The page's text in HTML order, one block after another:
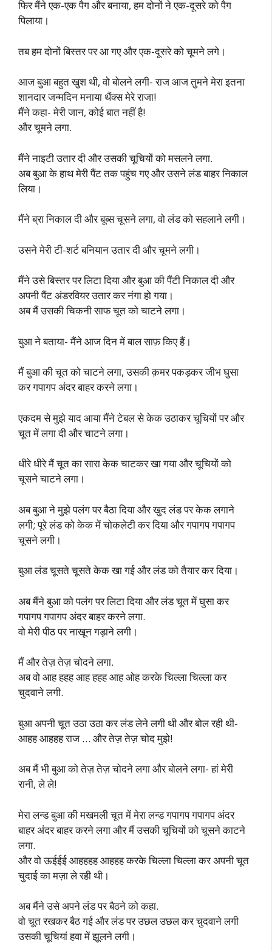
फिर मैंने एक-एक पैग और बनाया, हम दोनों ने एक-दूसरे को पैग
पिलाया।
तब हम दोनों बिस्तर पर आ गए और एक-दूसरे को चूमने लगे।
आज बुआ बहुत खुश थी, वो बोलने लगी- राज आज तुमने मेरा इतना
शानदार जन्मदिन मनाया थैंक्स मेरे राजा!
मैंने कहा- मेरी जान, कोई बात नहीं है!
और चूमने लगा.
मैंने नाइटी उतार दी और उसकी चूचियों को मसलने लगा.
अब बुआ के हाथ मेरी पैंट तक पहुंच गए और उसने लंड बाहर निकाल
लिया।
मैंने ब्रा निकाल दी और बूब्स चूसने लगा, वो लंड को सहलाने लगी।
उसने मेरी टी-शर्ट बनियान उतार दी और चूमने लगी।
मैंने उसे बिस्तर पर लिटा दिया और बुआ की पैंटी निकाल दी और
अपनी पैंट अंडरवियर उतार कर नंगा हो गया।
अब मैं उसकी चिकनी साफ चूत को चाटने लगा।
बुआ ने बताया- मैंने आज दिन में बाल साफ़ किए हैं।
मैं बुआ की चूत को चाटने लगा, उसकी क़मर पकड़कर जीभ घुसा
कर गपागप अंदर बाहर करने लगा।
एकदम से मुझे याद आया मैंने टेबल से केक उठाकर चूचियों पर और
चूत में लगा दी और चाटने लगा।
धीरे धीरे मैं चूत का सारा केक चाटकर खा गया और चूचियों को
चूसने चाटने लगा।
अब बुआ ने मुझे पलंग पर बैठा दिया और खुद लंड पर केक लगाने
लगी; पूरे लंड को केक में चोकलेटी कर दिया और गपागप गपागप
चूसने लगी।
बुआ लंड चूसते चूसते केक खा गई और लंड को तैयार कर दिया।
अब मैंने बुआ को पलंग पर लिटा दिया और लंड चूत में घुसा कर
गपागप गपागप अंदर बाहर करने लगा.
वो मेरी पीठ पर नाखून गड़ाने लगी।
मैं और तेज़ तेज़ चोदने लगा.
अब वो आह हहह आह हहह आह ओह करके चिल्ला चिल्ला कर
चुदवाने लगी.
बुआ अपनी चूत उठा उठा कर लंड लेने लगी थी और बोल रही थी-
आहह आहहह राज … और तेज़ तेज़ चोद मुझे!
अब मैं भी बुआ को तेज़ तेज़ चोदने लगा और बोलने लगा- हां मेरी
रानी, ले ले!
मेरा लन्ड बुआ की मखमली चूत में मेरा लन्ड गपागप गपागप अंदर
बाहर अंदर बाहर करने लगा और मैं उसकी चूचियों को चूसने काटने
लगा.
और वो ऊईईई आहहहह आहहह करके चिल्ला चिल्ला कर अपनी चूत
चुदाई का मज़ा ले रही थी।
अब मैंने उसे अपने लंड पर बैठने को कहा.
वो चूत रखकर बैठ गई और लंड पर उछल उछल कर चुदवाने लगी
उसकी चूचियां हवा में झूलने लगी।